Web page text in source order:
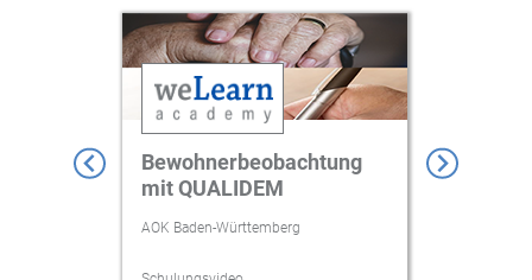
Bewohnerbeobachtung
mit QUALIDEM
AOK Baden-Württemberg
Invasive